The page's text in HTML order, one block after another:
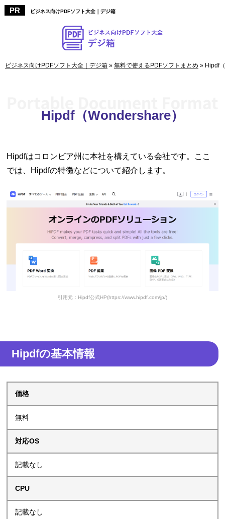
ビジネス向けPDFソフト大全｜デジ箱
ビジネス向けPDFソフト大全｜デジ箱 » 無料で使えるPDFソフトまとめ » Hipdf
Hipdf（Wondershare）
Hipdfはコロンビア州に本社を構えている会社です。ここ
では、Hipdfの特徴などについて紹介します。
引用元：Hipdf公式HP(https://www.hipdf.com/jp/)
Hipdfの基本情報
価格
無料
対応OS
記載なし
CPU
記載なし